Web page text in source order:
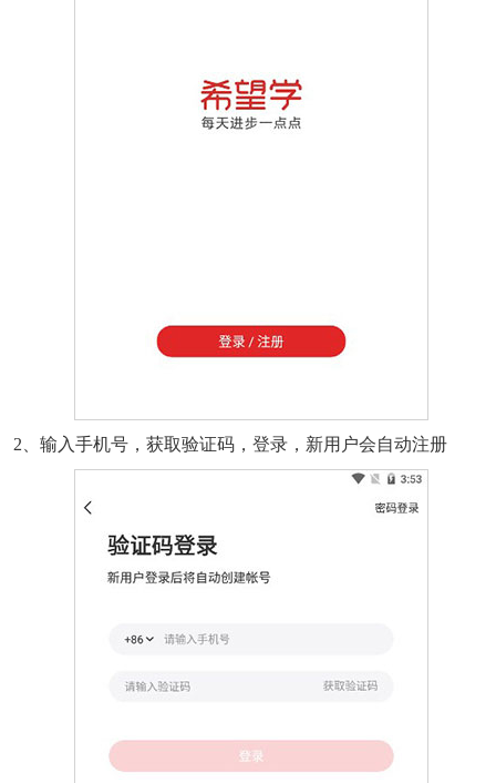
2、输入手机号，获取验证码，登录，新用户会自动注册